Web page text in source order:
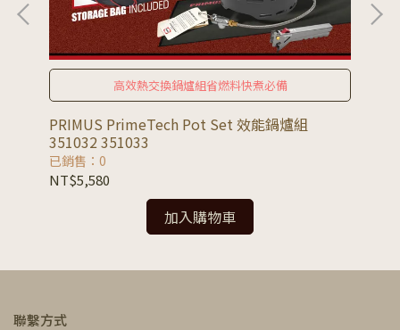
高效熱交換鍋爐組省燃料快煮必備
PRIMUS PrimeTech Pot Set 效能鍋爐組
351032 351033
已銷售：0
NT$5,580
加入購物車
聯繫方式